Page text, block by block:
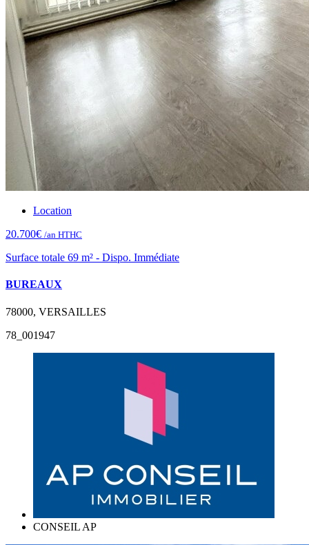
Location
20.700€ /an HTHC
Surface totale 69 m² - Dispo. Immédiate
BUREAUX
78000, VERSAILLES
78_001947
CONSEIL AP